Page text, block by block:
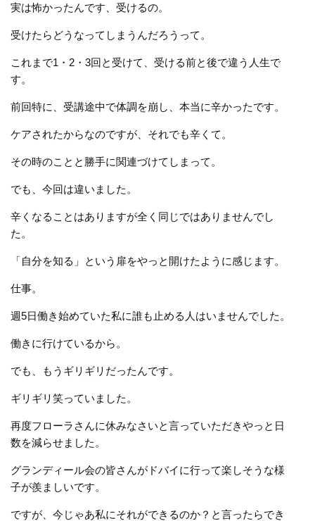
実は怖かったんです、受けるの。
受けたらどうなってしまうんだろうって。
これまで1・2・3回と受けて、受ける前と後で違う人生で
す。
前回特に、受講途中で体調を崩し、本当に辛かったです。
ケアされたからなのですが、それでも辛くて。
その時のことと勝手に関連づけてしまって。
でも、今回は違いました。
辛くなることはありますが全く同じではありませんでし
た。
「自分を知る」という扉をやっと開けたように感じます。
仕事。
週5日働き始めていた私に誰も止める人はいませんでした。
働きに行けているから。
でも、もうギリギリだったんです。
ギリギリ笑っていました。
再度フローラさんに休みなさいと言っていただきやっと日
数を減らせました。
グランディール会の皆さんがドバイに行って楽しそうな様
子が羨ましいです。
ですが、今じゃあ私にそれができるのか？と言ったらでき